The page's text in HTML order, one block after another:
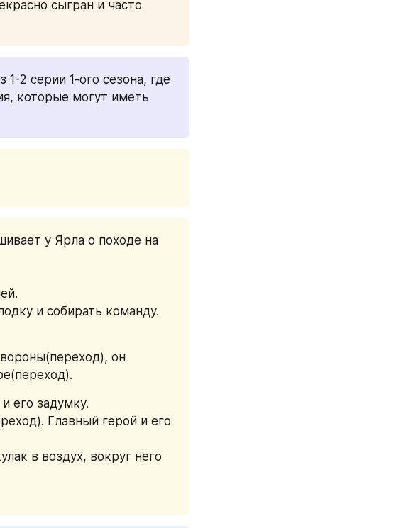
сыгран и часто
2 серии 1-ого сезона, где
которые могут иметь
у Ярла о походе на
и собирать команду.
он
его задумку.
Главный герой и его
в воздух, вокруг него